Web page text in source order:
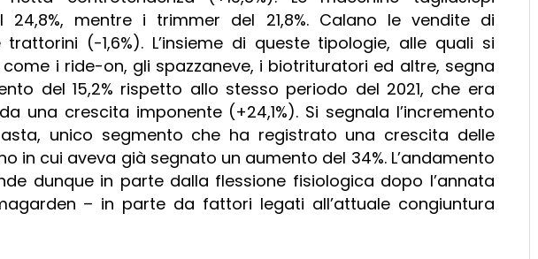
mentre i trimmer del 21,8%. Calano le vendite di
(-1,6%). L’insieme di queste tipologie, alle quali si
i ride-on, gli spazzaneve, i biotrituratori ed altre, segna
del 15,2% rispetto allo stesso periodo del 2021, che era
una crescita imponente (+24,1%). Si segnala l’incremento
unico segmento che ha registrato una crescita delle
in cui aveva già segnato un aumento del 34%. L’andamento
dunque in parte dalla flessione fisiologica dopo l’annata
– in parte da fattori legati all’attuale congiuntura